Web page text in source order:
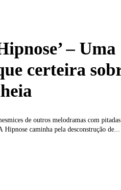
– Uma
certeira
de outros melodramas com
Hipnose caminha pela desconstrução de...